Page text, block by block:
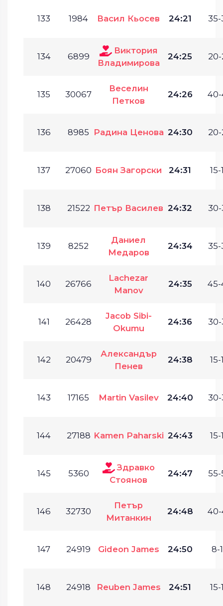
133 1984 Васил Кьосев 24:21 35-
134 6899
Виктория
Владимирова
24:25 20-
135 30067
Веселин
Петков
24:26 40-
136 8985 Радина Ценова 24:30 20-
137 27060 Боян Загорски 24:31 15-
138 21522 Петър Василев 24:32 30-
139 8252
Даниел
Медаров
24:34 35-
140 26766
Lachezar
Manov
24:35 45-
141 26428
Jacob Sibi-
Okumu
24:36 30-
142 20479
Александър
Пенев
24:38 15-
143 17165 Martin Vasilev 24:40 30-
144 27188 Kamen Paharski 24:43 15-
145 5360
Здравко
Стоянов
24:47 55-
146 32730
Петър
Митанкин
24:48 40-
147 24919 Gideon James 24:50 8-
148 24918 Reuben James 24:51 15-